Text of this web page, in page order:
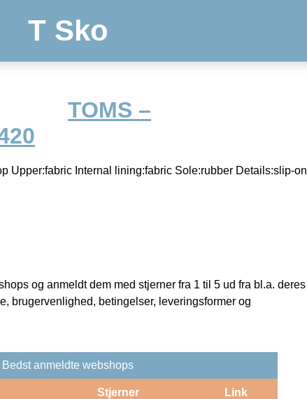
T Sko
TOMS –
Upper:fabric Internal lining:fabric Sole:rubber Details:slip-on
og anmeldt dem med stjerner fra 1 til 5 ud fra bl.a. deres
brugervenlighed, betingelser, leveringsformer og
Bedst anmeldte webshops
Stjerner Link